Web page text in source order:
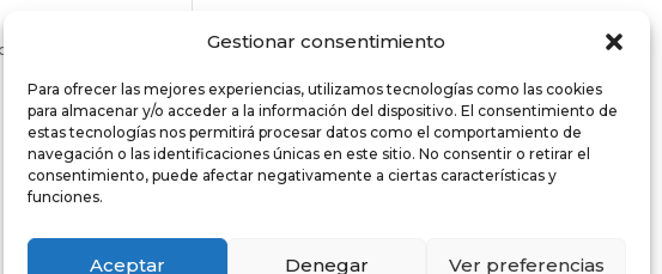
Gestionar consentimiento
Para ofrecer las mejores experiencias, utilizamos tecnologías como las cookies
para almacenar y/o acceder a la información del dispositivo. El consentimiento de
estas tecnologías nos permitirá procesar datos como el comportamiento de
navegación o las identificaciones únicas en este sitio. No consentir o retirar el
consentimiento, puede afectar negativamente a ciertas características y
funciones.
Aceptar Denegar Ver preferencias
comente.